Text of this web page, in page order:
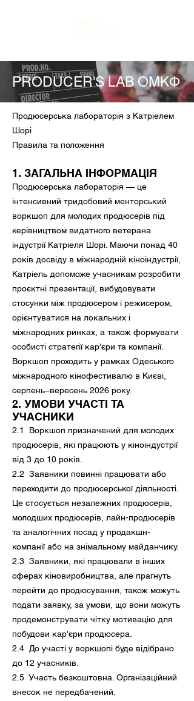
PRODUCER'S LAB ОМКФ
Продюсерська лабораторія з Катріелем
Шорі
Правила та положення
1. ЗАГАЛЬНА ІНФОРМАЦІЯ
Продюсерська лабораторія — це
інтенсивний тридобовий менторський
воркшоп для молодих продюсерів під
керівництвом видатного ветерана
індустрії Катріеля Шорі. Маючи понад 40
років досвіду в міжнародній кіноіндустрії,
Катріель допоможе учасникам розробити
проєктні презентації, вибудовувати
стосунки між продюсером і режисером,
орієнтуватися на локальних і
міжнародних ринках, а також формувати
особисті стратегії кар'єри та компанії.
Воркшоп проходить у рамках Одеського
міжнародного кінофестивалю в Києві,
серпень–вересень 2026 року.
2. УМОВИ УЧАСТІ ТА
УЧАСНИКИ
2.1 Воркшоп призначений для молодих
продюсерів, які працюють у кіноіндустрії
від 3 до 10 років.
2.2 Заявники повинні працювати або
переходити до продюсерської діяльності.
Це стосується незалежних продюсерів,
молодших продюсерів, лайн-продюсерів
та аналогічних посад у продакшн-
компанії або на знімальному майданчику.
2.3 Заявники, які працювали в інших
сферах кіновиробництва, але прагнуть
перейти до продюсування, також можуть
подати заявку, за умови, що вони можуть
продемонструвати чітку мотивацію для
побудови кар'єри продюсера.
2.4 До участі у воркшопі буде відібрано
до 12 учасників.
2.5 Участь безкоштовна. Організаційний
внесок не передбачений.